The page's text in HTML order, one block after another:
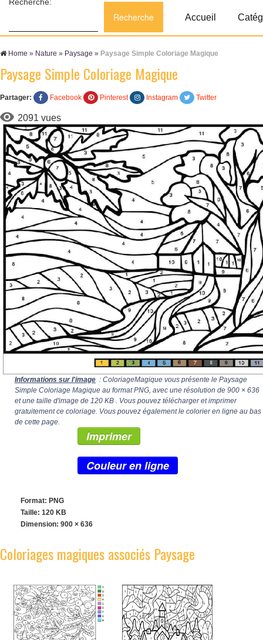
Accueil
Home » Nature » Paysage » Paysage Simple Coloriage Magique
Paysage Simple Coloriage Magique
Partager: Facebook Pinterest Instagram Twitter
2091 vues
Informations sur l'image : ColoriageMagique vous présente le Paysage
Simple Coloriage Magique au format PNG, avec une résolution de 900 × 636
et une taille d'image de 120 KB . Vous pouvez télécharger et imprimer
gratuitement ce coloriage. Vous pouvez également le colorier en ligne au bas
de cette page.
Imprimer
Couleur en ligne
Format: PNG
Taille: 120 KB
Dimension: 900 × 636
Coloriages magiques associés Paysage